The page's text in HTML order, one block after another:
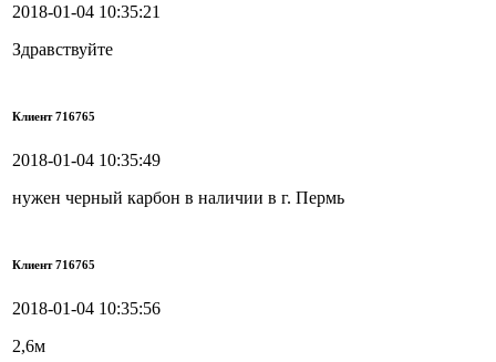
2018-01-04 10:35:21
Здравствуйте
Клиент 716765
2018-01-04 10:35:49
нужен черный карбон в наличии в г. Пермь
Клиент 716765
2018-01-04 10:35:56
2,6м